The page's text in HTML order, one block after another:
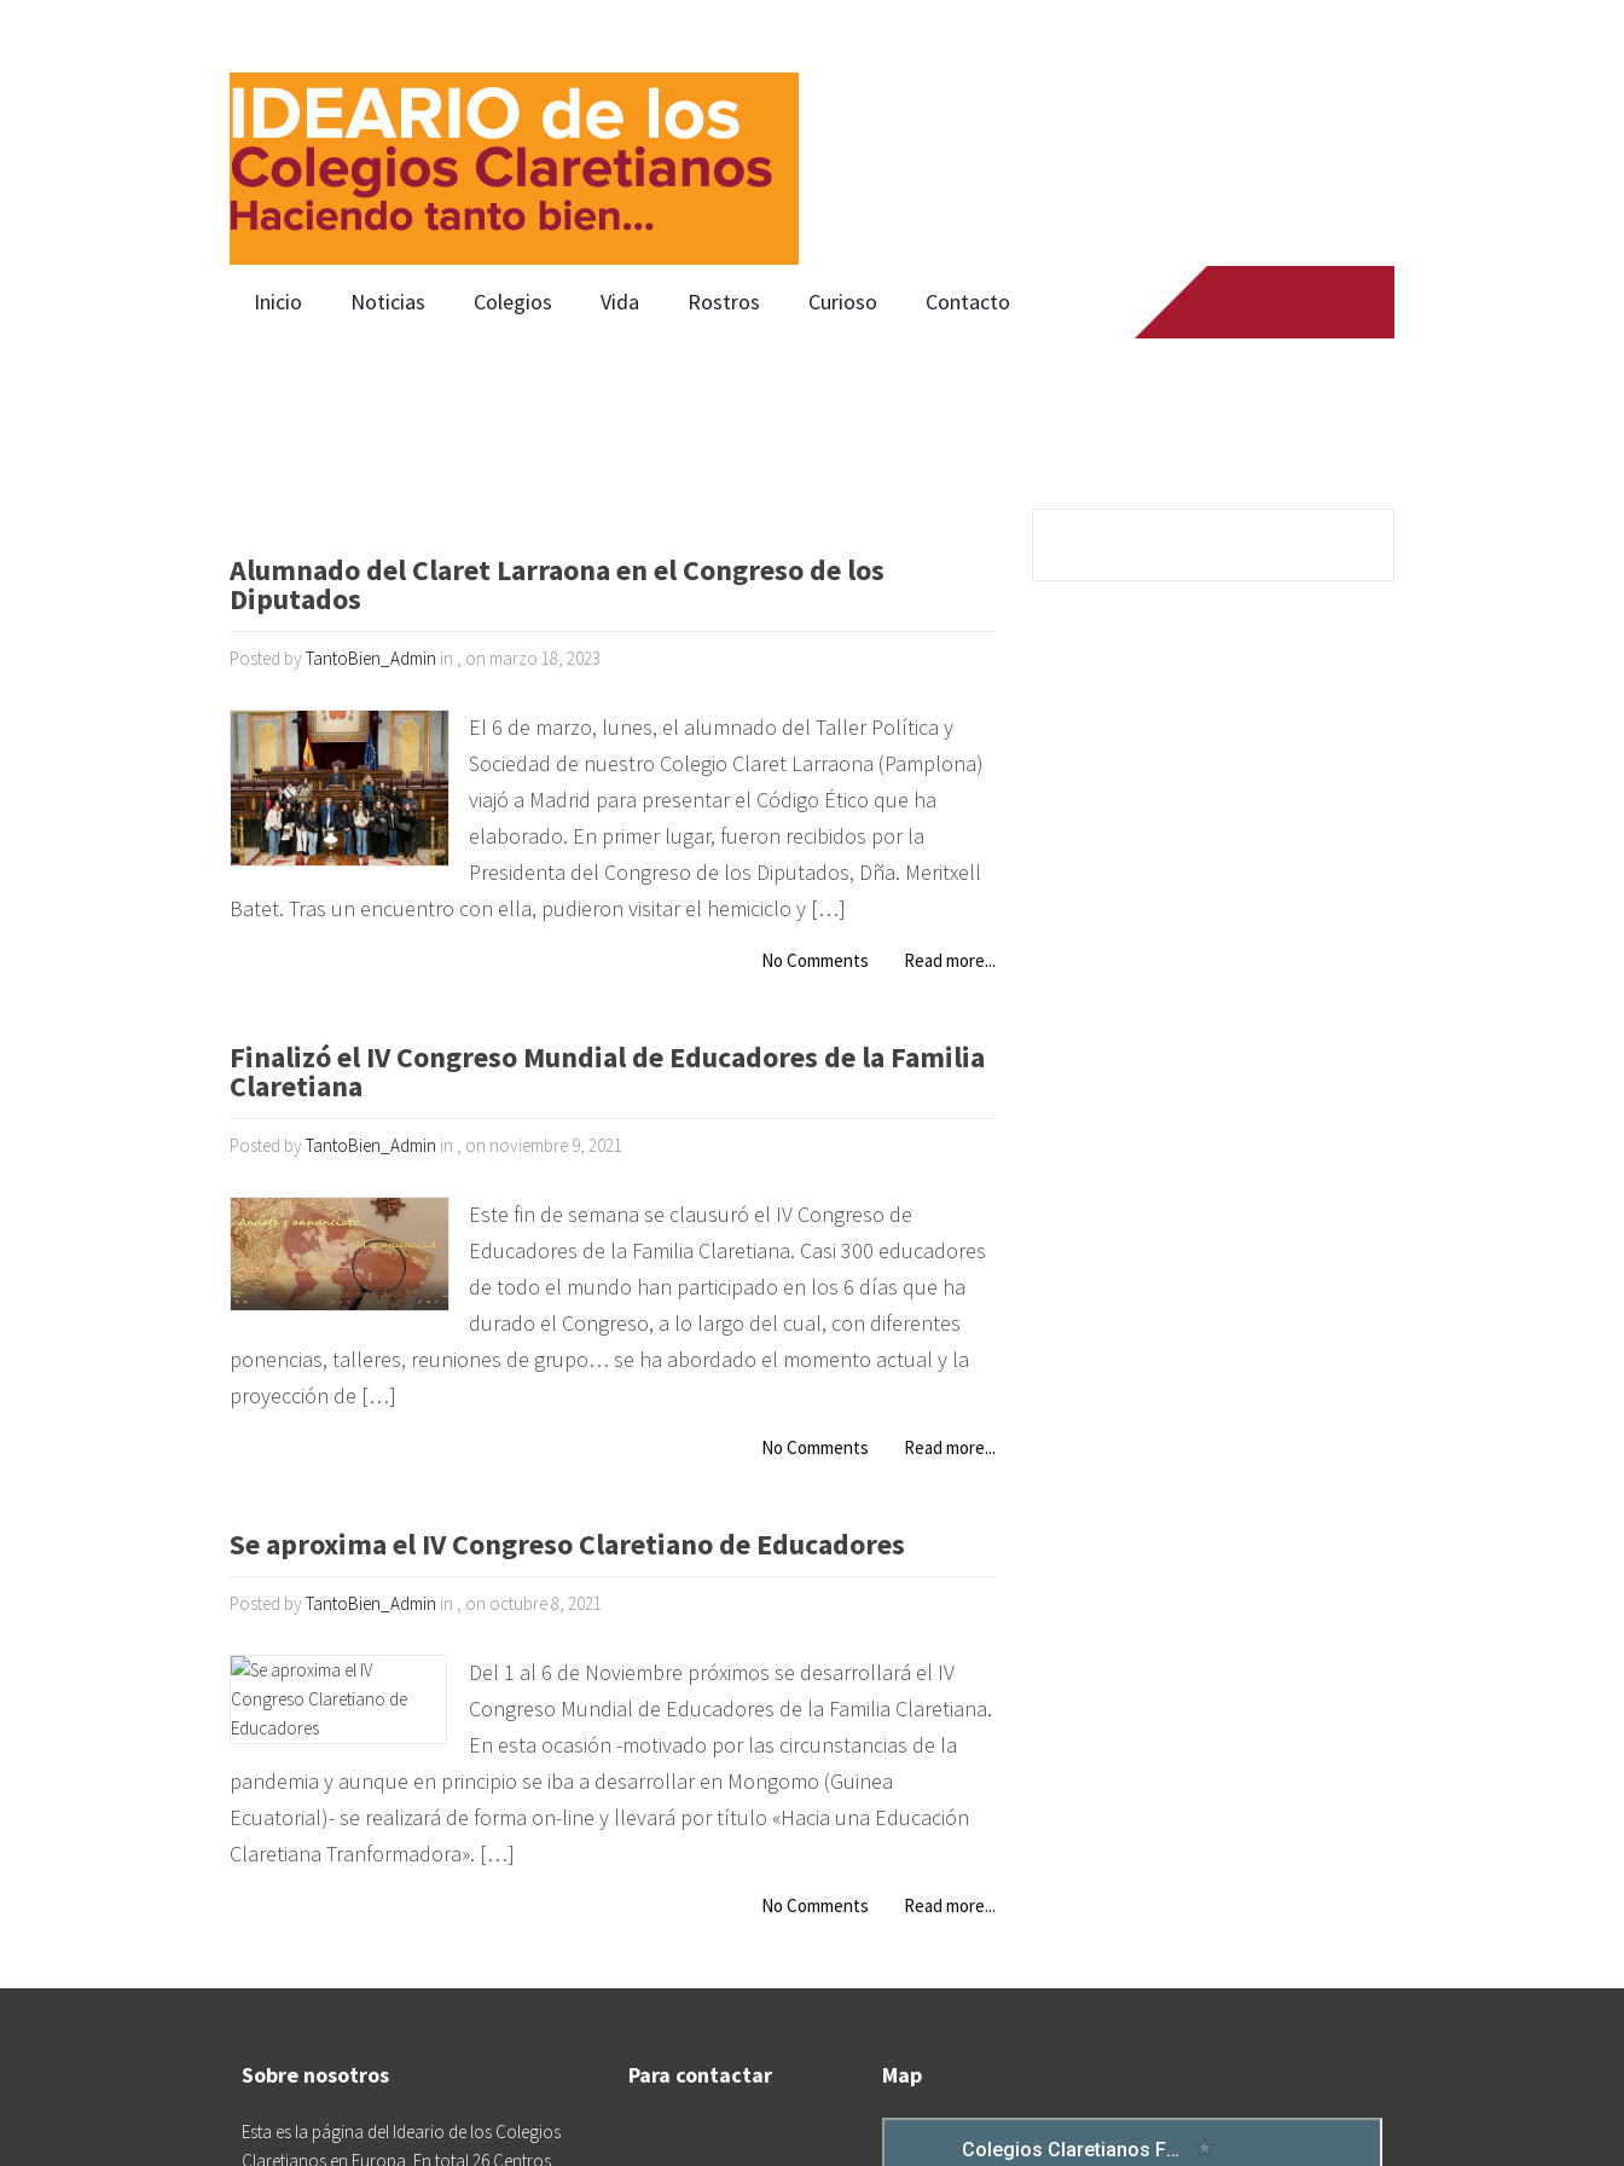
Inicio Noticias Colegios Vida Rostros Curioso Contacto
Alumnado del Claret Larraona en el Congreso de los
Diputados
Posted by TantoBien_Admin in , on marzo 18, 2023
El 6 de marzo, lunes, el alumnado del Taller Política y
Sociedad de nuestro Colegio Claret Larraona (Pamplona)
viajó a Madrid para presentar el Código Ético que ha
elaborado. En primer lugar, fueron recibidos por la
Presidenta del Congreso de los Diputados, Dña. Meritxell
Batet. Tras un encuentro con ella, pudieron visitar el hemiciclo y […]
No Comments Read more...
Finalizó el IV Congreso Mundial de Educadores de la Familia
Claretiana
Posted by TantoBien_Admin in , on noviembre 9, 2021
Este fin de semana se clausuró el IV Congreso de
Educadores de la Familia Claretiana. Casi 300 educadores
de todo el mundo han participado en los 6 días que ha
durado el Congreso, a lo largo del cual, con diferentes
ponencias, talleres, reuniones de grupo… se ha abordado el momento actual y la
proyección de […]
No Comments Read more...
Se aproxima el IV Congreso Claretiano de Educadores
Posted by TantoBien_Admin in , on octubre 8, 2021
Del 1 al 6 de Noviembre próximos se desarrollará el IV
Congreso Mundial de Educadores de la Familia Claretiana.
En esta ocasión -motivado por las circunstancias de la
pandemia y aunque en principio se iba a desarrollar en Mongomo (Guinea
Ecuatorial)- se realizará de forma on-line y llevará por título «Hacia una Educación
Claretiana Tranformadora». […]
No Comments Read more...
Sobre nosotros
Esta es la página del Ideario de los Colegios
Claretianos en Europa. En total 26 Centros
Para contactar Map